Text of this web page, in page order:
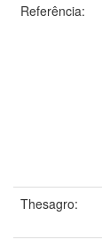
Referência:
Thesagro: